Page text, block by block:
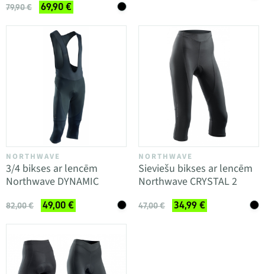
79,90 € 69,90 €
NORTHWAVE
3/4 bikses ar lencēm
Northwave DYNAMIC
82,00 € 49,00 €
NORTHWAVE
Sieviešu bikses ar lencēm
Northwave CRYSTAL 2
47,00 € 34,99 €